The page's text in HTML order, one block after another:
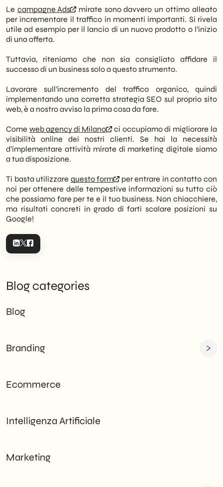
Le campagne Ads
mirate sono davvero un ottimo alleato
per incrementare il traffico in momenti importanti. Si rivela
utile ad esempio per il lancio di un nuovo prodotto o l’inizio
di una offerta.
Tuttavia, riteniamo che non sia consigliato affidare il
successo di un business solo a questo strumento.
Lavorare sull’incremento del traffico organico, quindi
implementando una corretta strategia SEO sul proprio sito
web, è a nostro avviso la prima cosa da fare.
Come web agency di Milano
ci occupiamo di migliorare la
visibilità online dei nostri clienti. Se hai la necessità
d’implementare attività mirate di marketing digitale siamo
a tua disposizione.
Ti basta utilizzare questo form
per entrare in contatto con
noi per ottenere delle tempestive informazioni su tutto ciò
che possiamo fare per te e il tuo business. Non chiacchiere,
ma risultati concreti in grado di farti scalare posizioni su
Google!
Blog categories
Blog
Branding
Ecommerce
Intelligenza Artificiale
Marketing